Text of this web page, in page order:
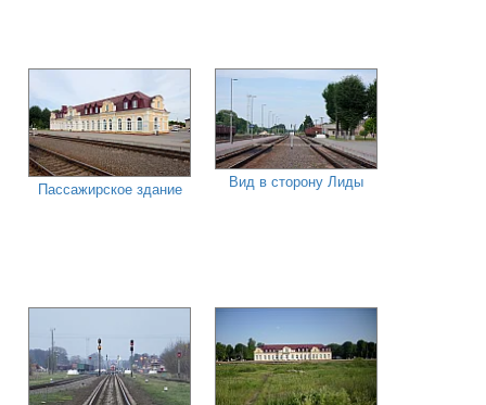
Пассажирское здание Вид в сторону Лиды